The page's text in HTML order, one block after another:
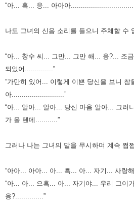
“아... 흑... 응... 아아아
나도 그녀의 신음 소리를 들으니 주체할 수
“아... 창수 씨... 그만... 그만 해... 응?... 조
되었어..............”
“가만히 있어... 이렇게 이쁜 당신을 보니 참
아..........................”
“아... 알아... 알아... 당신 마음 알아... 그러
가 올 텐데...........”
그러나 나는 그녀의 말을 무시하며 계속 쩝
“아아... 아아... 아... 흑... 아... 자기... 사랑
“아... 아... 으흑... 아... 자기야... 우리 그이
응?..............”